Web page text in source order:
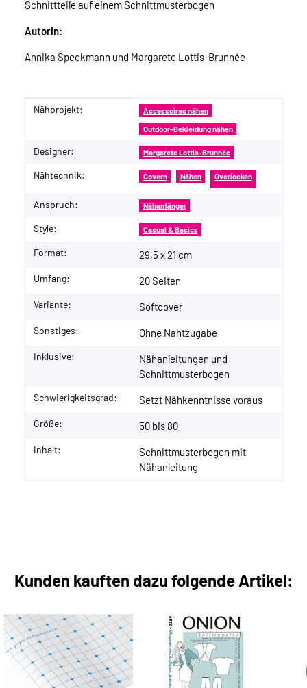
Schnittteile auf einem Schnittmusterbogen
Autorin:
Annika Speckmann und Margarete Lottis-Brunnée
Produkteigenschaft
Wert
Nähprojekt: Accessoires nähen
Outdoor-Bekleidung nähen
Designer: Margarete Lottis-Brunnée
Nähtechnik: Covern Nähen Overlocken
Anspruch: Nähanfänger
Style: Casual & Basics
Format: 29,5 x 21 cm
Umfang: 20 Seiten
Variante: Softcover
Sonstiges: Ohne Nahtzugabe
Inklusive:
Nähanleitungen und
Schnittmusterbogen
Schwierigkeitsgrad: Setzt Nähkenntnisse voraus
Größe: 50 bis 80
Inhalt:
Schnittmusterbogen mit
Nähanleitung
Kunden kauften dazu folgende Artikel: